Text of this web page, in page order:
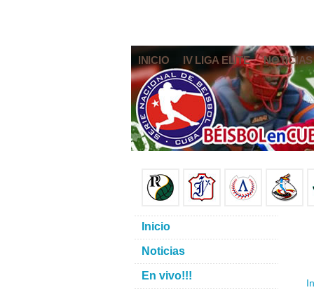
INICIO IV LIGA ELITE NOTICIAS
Inicio
Noticias
En vivo!!!